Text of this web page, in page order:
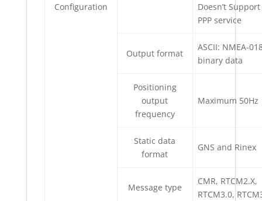
Configuration
Doesn’t
PPP service
Output format
ASCII: NMEA-
binary data
Positioning
output
frequency
Maximum 50Hz
Static data
format
GNS and Rinex
Message type
CMR, RTCM2.X,
RTCM3.0,